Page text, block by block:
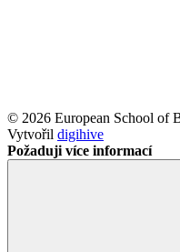
© 2026 European School of
Vytvořil digihive
Požaduji více informací